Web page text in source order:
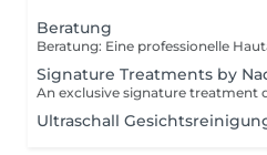
Beratung
Signature Treatments by
Ultraschall